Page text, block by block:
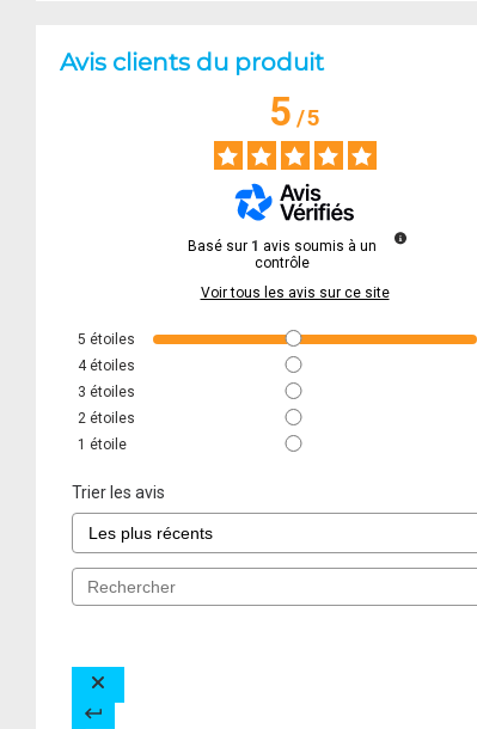
Avis clients du produit
5/5
Basé sur 1 avis soumis à un
contrôle
Voir tous les avis sur ce site
5 étoiles
4 étoiles
3 étoiles
2 étoiles
1 étoile
Trier les avis